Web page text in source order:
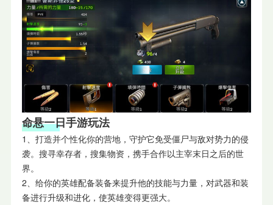
命悬一日手游玩法
1、打造并个性化你的营地，守护它免受僵尸与敌对势力的侵
袭。搜寻幸存者，搜集物资，携手合作以主宰末日之后的世
界。
2、给你的英雄配备装备来提升他的技能与力量，对武器和装
备进行升级和进化，使英雄变得更强大。